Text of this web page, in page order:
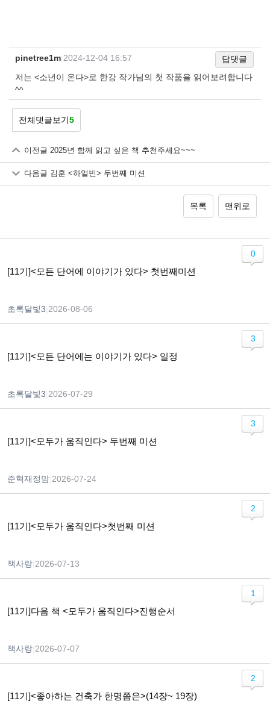
pinetree1m 2024-12-04 16:57
답댓글
저는 <소년이 온다>로 한강 작가님의 첫 작품을 읽어보려합니다
^^
전체댓글보기5
이전글 2025년 함께 읽고 싶은 책 추천주세요~~~
다음글 김훈 <하얼빈> 두번째 미션
목록 맨위로
[11기]<모든 단어에 이야기가 있다> 첫번째미션
초록달빛3 2026-08-06
0
[11기]<모든 단어에는 이야기가 있다> 일정
초록달빛3 2026-07-29
3
[11기]<모두가 움직인다> 두번째 미션
준혁재정맘 2026-07-24
3
[11기]<모두가 움직인다>첫번째 미션
책사랑 2026-07-13
2
[11기]다음 책 <모두가 움직인다>진행순서
책사랑 2026-07-07
1
[11기]<좋아하는 건축가 한명쯤은>(14장~ 19장)
2